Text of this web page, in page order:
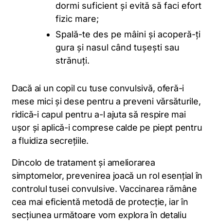
dormi suficient și evită să faci efort
fizic mare;
Spală-te des pe mâini și acoperă-ți
gura și nasul când tușești sau
strănuți.
Dacă ai un copil cu tuse convulsivă, oferă-i
mese mici și dese pentru a preveni vărsăturile,
ridică-i capul pentru a-l ajuta să respire mai
ușor și aplică-i comprese calde pe piept pentru
a fluidiza secrețiile.
Dincolo de tratament și ameliorarea
simptomelor, prevenirea joacă un rol esențial în
controlul tusei convulsive. Vaccinarea rămâne
cea mai eficientă metodă de protecție, iar în
secțiunea următoare vom explora în detaliu